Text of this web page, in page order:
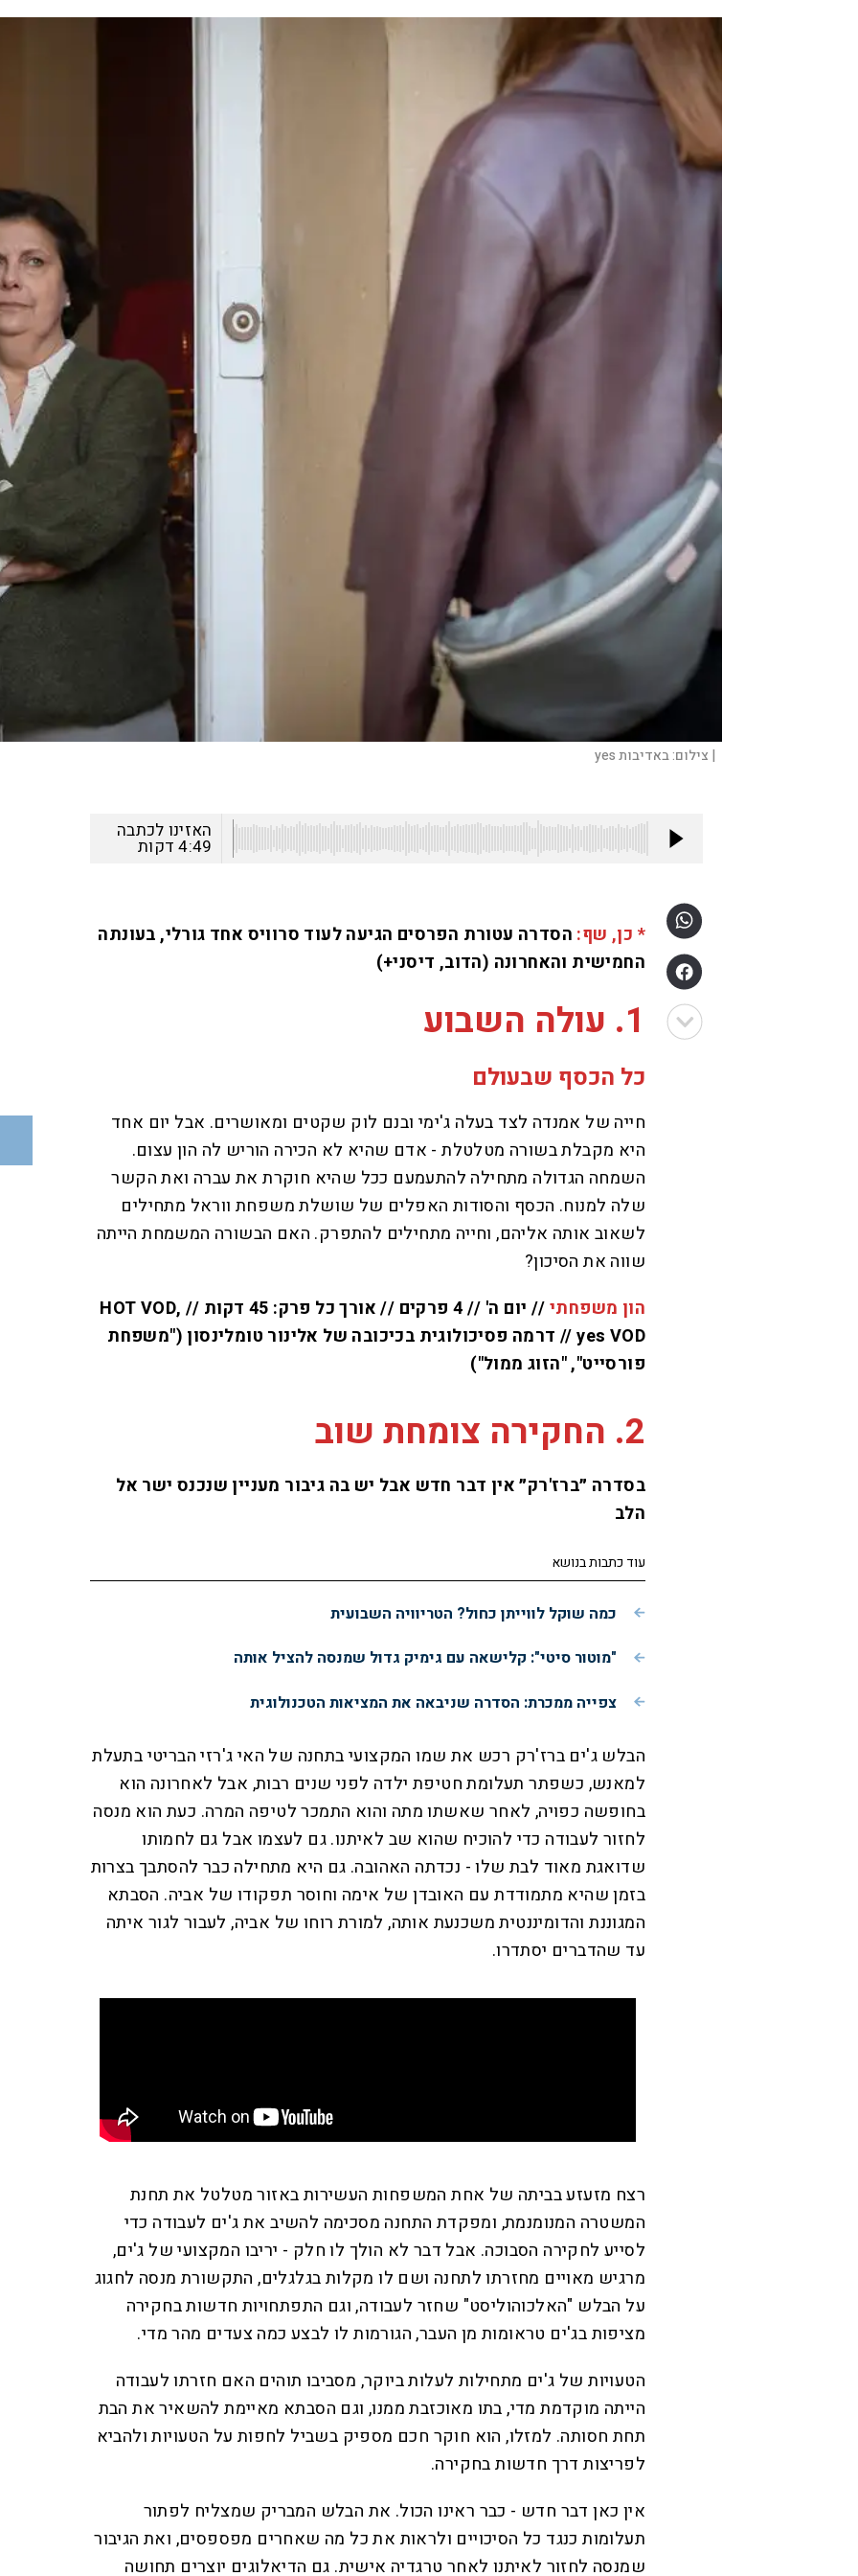
| צילום:באדיבות yes
האזינו לכתבה
4:49דקות
* כן, שף: הסדרה עטורת הפרסים הגיעה לעוד סרוויס אחד גורלי, בעונתה
החמישית והאחרונה (הדוב, דיסני+)
1. עולה השבוע
כל הכסף שבעולם
חייה של אמנדה לצד בעלה ג'ימי ובנם לוק שקטים ומאושרים. אבל יום אחד
היא מקבלת בשורה מטלטלת - אדם שהיא לא הכירה הוריש לה הון עצום.
השמחה הגדולה מתחילה להתעמעם ככל שהיא חוקרת את עברה ואת הקשר
שלה למנוח. הכסף והסודות האפלים של שושלת משפחת ווראל מתחילים
לשאוב אותה אליהם, וחייה מתחילים להתפרק. האם הבשורה המשמחת הייתה
שווה את הסיכון?
הון משפחתי
// יום ה' // 4 פרקים // אורך כל פרק: 45 דקות // HOT VOD,
yes VOD // דרמה פסיכולוגית בכיכובה של אלינור טומלינסון ("משפחת
פורסייט", "הזוג ממול")
2. החקירה צומחת שוב
בסדרה ״ברז'רק״ אין דבר חדש אבל יש בה גיבור מעניין שנכנס ישר אל
הלב
עוד כתבות בנושא
כמה שוקל לווייתן כחול? הטריוויה השבועית
"מוטור סיטי": קלישאה עם גימיק גדול שמנסה להציל אותה
צפייה ממכרת: הסדרה שניבאה את המציאות הטכנולוגית
הבלש ג'ים ברז'רק רכש את שמו המקצועי בתחנה של האי ג'רזי הבריטי בתעלת
למאנש, כשפתר תעלומת חטיפת ילדה לפני שנים רבות, אבל לאחרונה הוא
בחופשה כפויה, לאחר שאשתו מתה והוא התמכר לטיפה המרה. כעת הוא מנסה
לחזור לעבודה כדי להוכיח שהוא שב לאיתנו. גם לעצמו אבל גם לחמותו
שדואגת מאוד לבת שלו - נכדתה האהובה. גם היא מתחילה כבר להסתבך בצרות
בזמן שהיא מתמודדת עם האובדן של אימה וחוסר תפקודו של אביה. הסבתא
המגוננת והדומיננטית משכנעת אותה, למורת רוחו של אביה, לעבור לגור איתה
עד שהדברים יסתדרו.
רצח מזעזע בביתה של אחת המשפחות העשירות באזור מטלטל את תחנת
המשטרה המנומנמת, ומפקדת התחנה מסכימה להשיב את ג'ים לעבודה כדי
לסייע לחקירה הסבוכה. אבל דבר לא הולך לו חלק - יריבו המקצועי של ג'ים,
מרגיש מאויים מחזרתו לתחנה ושם לו מקלות בגלגלים, התקשורת מנסה לחגוג
על הבלש "האלכוהוליסט" שחזר לעבודה, וגם התפתחויות חדשות בחקירה
מציפות בג'ים טראומות מן העבר, הגורמות לו לבצע כמה צעדים מהר מדי.
הטעויות של ג'ים מתחילות לעלות ביוקר, מסביבו תוהים האם חזרתו לעבודה
הייתה מוקדמת מדי, בתו מאוכזבת ממנו, וגם הסבתא מאיימת להשאיר את הבת
תחת חסותה. למזלו, הוא חוקר חכם מספיק בשביל לחפות על הטעויות ולהביא
לפריצות דרך חדשות בחקירה.
אין כאן דבר חדש - כבר ראינו הכול. את הבלש המבריק שמצליח לפתור
תעלומות כנגד כל הסיכויים ולראות את כל מה שאחרים מפספסים, ואת הגיבור
שמנסה לחזור לאיתנו לאחר טרגדיה אישית. גם הדיאלוגים יוצרים תחושה